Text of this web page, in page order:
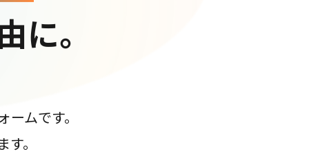
に。
ムです。
。